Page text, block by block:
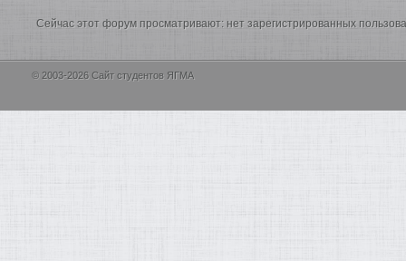
Сейчас этот форум просматривают: нет зарегистрированных
© 2003-2026 Сайт студентов ЯГМА